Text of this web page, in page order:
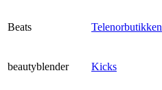
Beats Telenorbutikken
beautyblender Kicks